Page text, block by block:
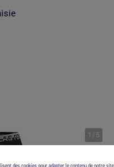
des cookies pour adapter le contenu de notre
1 / 5